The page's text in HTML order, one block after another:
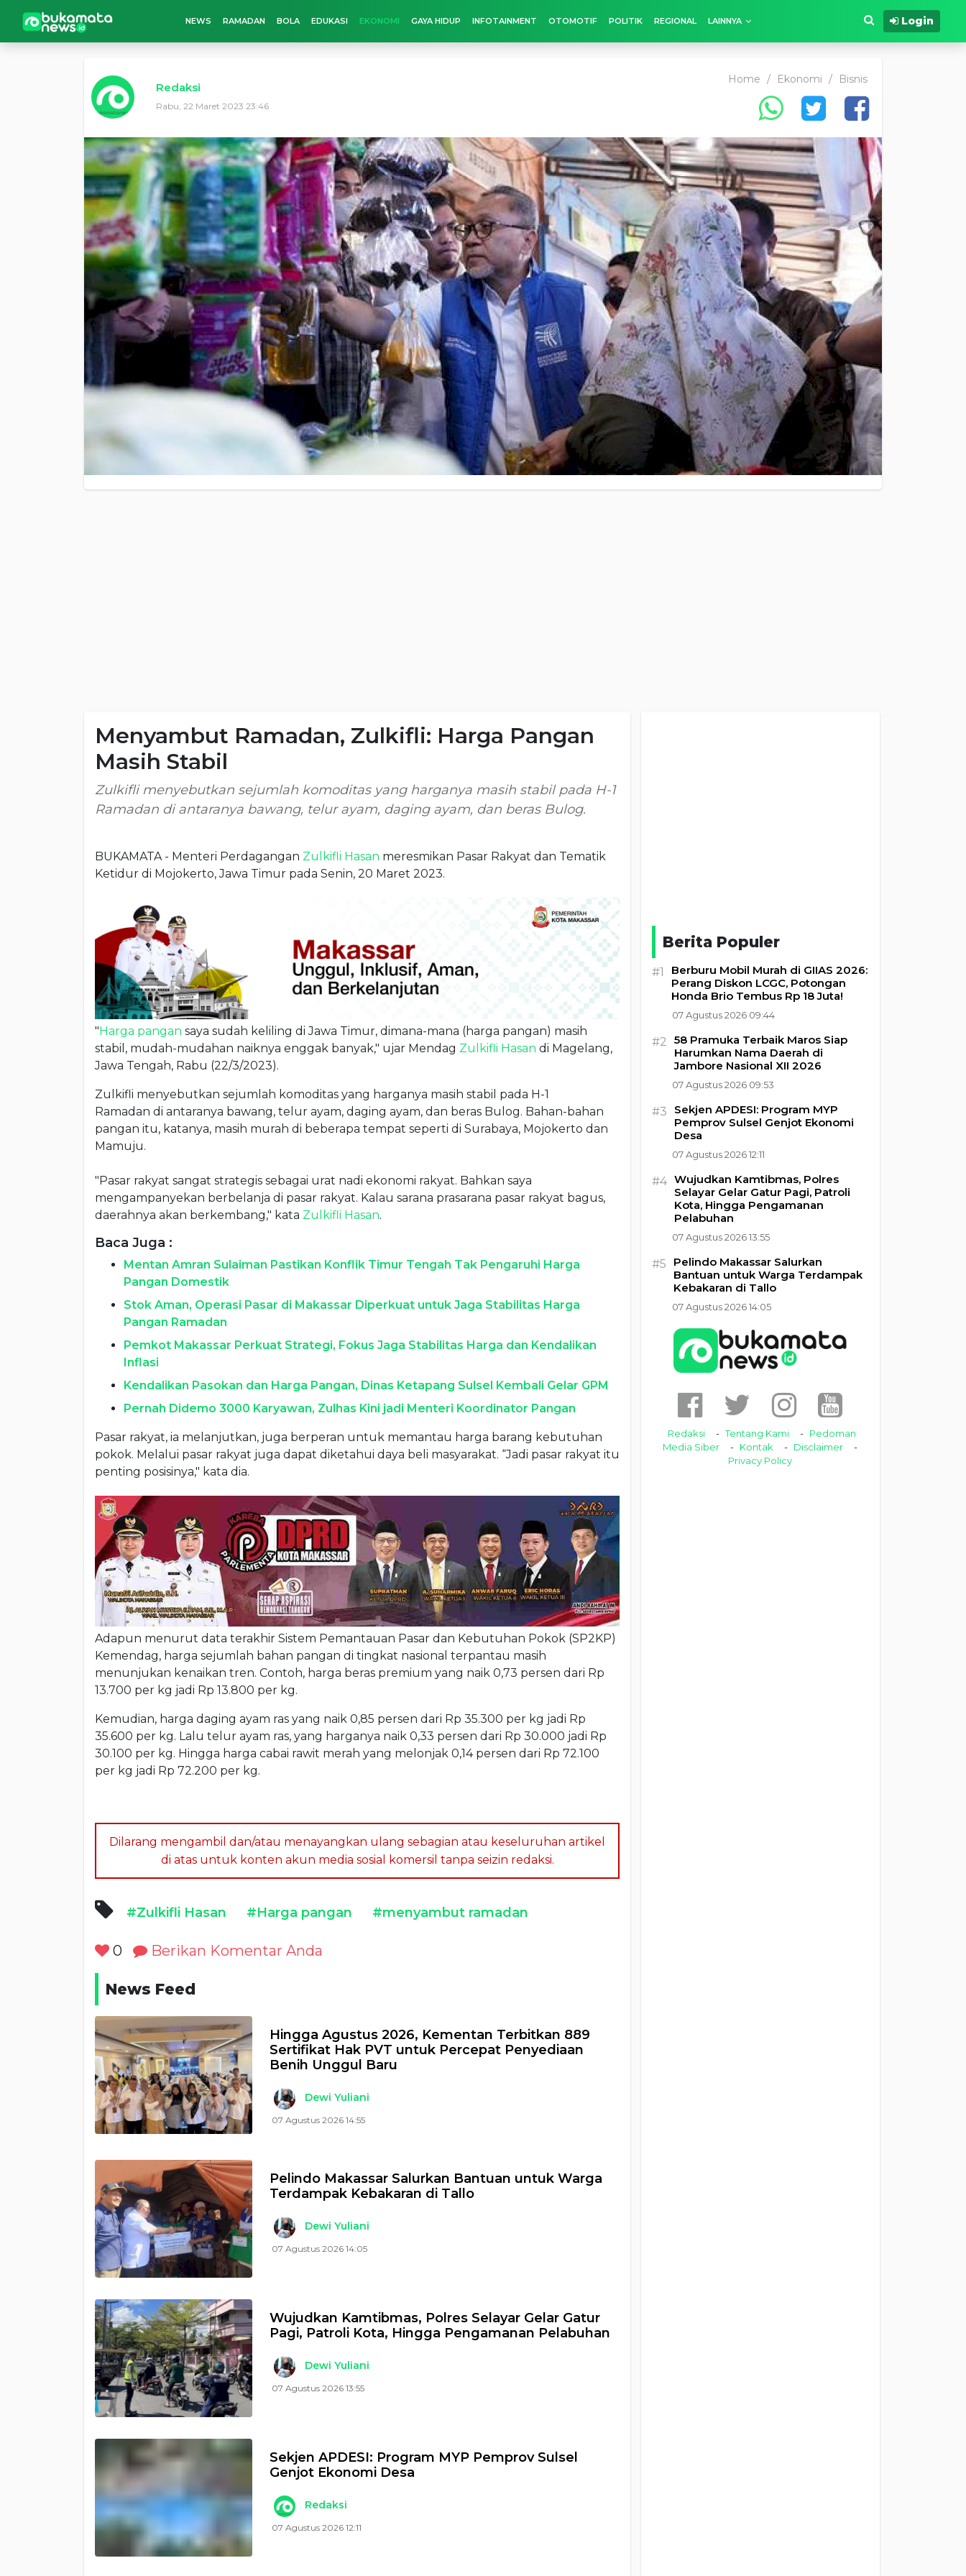
NEWS RAMADAN BOLA EDUKASI EKONOMI GAYA HIDUP INFOTAINMENT OTOMOTIF POLITIK REGIONAL LAINNYA Login
Redaksi
Rabu, 22 Maret 2023 23:46
Home / Ekonomi / Bisnis
Menyambut Ramadan, Zulkifli: Harga Pangan
Masih Stabil
Zulkifli menyebutkan sejumlah komoditas yang harganya masih stabil pada H-1
Ramadan di antaranya bawang, telur ayam, daging ayam, dan beras Bulog.
BUKAMATA - Menteri Perdagangan Zulkifli Hasan meresmikan Pasar Rakyat dan Tematik
Ketidur di Mojokerto, Jawa Timur pada Senin, 20 Maret 2023.
"Harga pangan saya sudah keliling di Jawa Timur, dimana-mana (harga pangan) masih
stabil, mudah-mudahan naiknya enggak banyak," ujar Mendag Zulkifli Hasan di Magelang,
Jawa Tengah, Rabu (22/3/2023).
Zulkifli menyebutkan sejumlah komoditas yang harganya masih stabil pada H-1
Ramadan di antaranya bawang, telur ayam, daging ayam, dan beras Bulog. Bahan-bahan
pangan itu, katanya, masih murah di beberapa tempat seperti di Surabaya, Mojokerto dan
Mamuju.
"Pasar rakyat sangat strategis sebagai urat nadi ekonomi rakyat. Bahkan saya
mengampanyekan berbelanja di pasar rakyat. Kalau sarana prasarana pasar rakyat bagus,
daerahnya akan berkembang," kata Zulkifli Hasan.
Baca Juga :
Mentan Amran Sulaiman Pastikan Konflik Timur Tengah Tak Pengaruhi Harga
Pangan Domestik
Stok Aman, Operasi Pasar di Makassar Diperkuat untuk Jaga Stabilitas Harga
Pangan Ramadan
Pemkot Makassar Perkuat Strategi, Fokus Jaga Stabilitas Harga dan Kendalikan
Inflasi
Kendalikan Pasokan dan Harga Pangan, Dinas Ketapang Sulsel Kembali Gelar GPM
Pernah Didemo 3000 Karyawan, Zulhas Kini jadi Menteri Koordinator Pangan
Pasar rakyat, ia melanjutkan, juga berperan untuk memantau harga barang kebutuhan
pokok. Melalui pasar rakyat juga dapat diketahui daya beli masyarakat. “Jadi pasar rakyat itu
penting posisinya," kata dia.
Adapun menurut data terakhir Sistem Pemantauan Pasar dan Kebutuhan Pokok (SP2KP)
Kemendag, harga sejumlah bahan pangan di tingkat nasional terpantau masih
menunjukan kenaikan tren. Contoh, harga beras premium yang naik 0,73 persen dari Rp
13.700 per kg jadi Rp 13.800 per kg.
Kemudian, harga daging ayam ras yang naik 0,85 persen dari Rp 35.300 per kg jadi Rp
35.600 per kg. Lalu telur ayam ras, yang harganya naik 0,33 persen dari Rp 30.000 jadi Rp
30.100 per kg. Hingga harga cabai rawit merah yang melonjak 0,14 persen dari Rp 72.100
per kg jadi Rp 72.200 per kg.
Dilarang mengambil dan/atau menayangkan ulang sebagian atau keseluruhan artikel
di atas untuk konten akun media sosial komersil tanpa seizin redaksi.
#Zulkifli Hasan #Harga pangan #menyambut ramadan
0 Berikan Komentar Anda
News Feed
Hingga Agustus 2026, Kementan Terbitkan 889
Sertifikat Hak PVT untuk Percepat Penyediaan
Benih Unggul Baru
Dewi Yuliani
07 Agustus 2026 14:55
Pelindo Makassar Salurkan Bantuan untuk Warga
Terdampak Kebakaran di Tallo
Dewi Yuliani
07 Agustus 2026 14:05
Wujudkan Kamtibmas, Polres Selayar Gelar Gatur
Pagi, Patroli Kota, Hingga Pengamanan Pelabuhan
Dewi Yuliani
07 Agustus 2026 13:55
Sekjen APDESI: Program MYP Pemprov Sulsel
Genjot Ekonomi Desa
Redaksi
07 Agustus 2026 12:11
Berita Populer
#1
Berburu Mobil Murah di GIIAS 2026:
Perang Diskon LCGC, Potongan
Honda Brio Tembus Rp 18 Juta!
07 Agustus 2026 09:44
#2 58 Pramuka Terbaik Maros Siap
Harumkan Nama Daerah di
Jambore Nasional XII 2026
07 Agustus 2026 09:53
#3
Sekjen APDESI: Program MYP
Pemprov Sulsel Genjot Ekonomi
Desa
07 Agustus 2026 12:11
#4 Wujudkan Kamtibmas, Polres
Selayar Gelar Gatur Pagi, Patroli
Kota, Hingga Pengamanan
Pelabuhan
07 Agustus 2026 13:55
#5
Pelindo Makassar Salurkan
Bantuan untuk Warga Terdampak
Kebakaran di Tallo
07 Agustus 2026 14:05
Redaksi Tentang Kami
Pedoman
Media Siber
Kontak
Disclaimer
Privacy Policy